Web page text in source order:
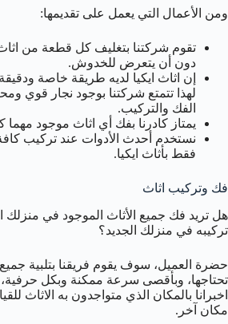
ومن الأعمال التي يعمل على تقديمها:
تقوم شركتنا بتغليف كل قطعة من
دون أن يتعرض للخدوش.
إن اثاث ايكيا لديه طريقة خاصة
لهذا تتمتع شركتنا بوجود نجار قوي
الفك والتركيب.
يمتاز كادرنا بفك أي اثاث موجود مهما
نستخدم أحدث الأدوات عند تركيب كافة
فقط بأثاث ايكيا.
فك وتركيب اثاث
هل تريد فك جميع الأثاث الموجود في منزلك
تركيبه في منزلك الجديد؟
حضرة العميل، سوف يقوم فريقنا بتلبية
تحتاجها، وبأقصى سرعة ممكنة وبكل
اخبرانا بالمكان الذي متواجدون به الاثاث
مكان آخر.